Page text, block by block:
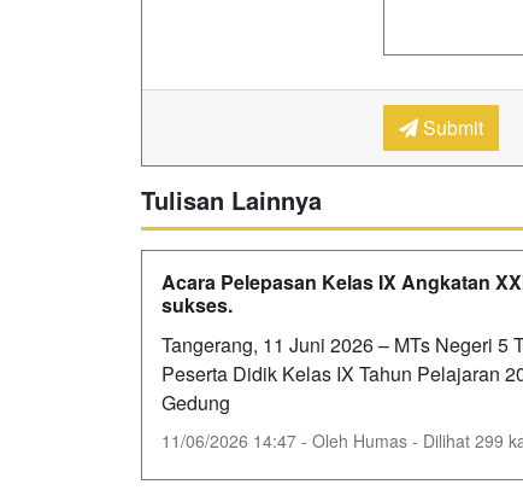
Submit
Tulisan Lainnya
Acara Pelepasan Kelas IX Angkatan
sukses.
Tangerang, 11 Juni 2026 – MTs Negeri
Peserta Didik Kelas IX Tahun Pelajaran
Gedung
11/06/2026 14:47 - Oleh Humas - Dilihat 299